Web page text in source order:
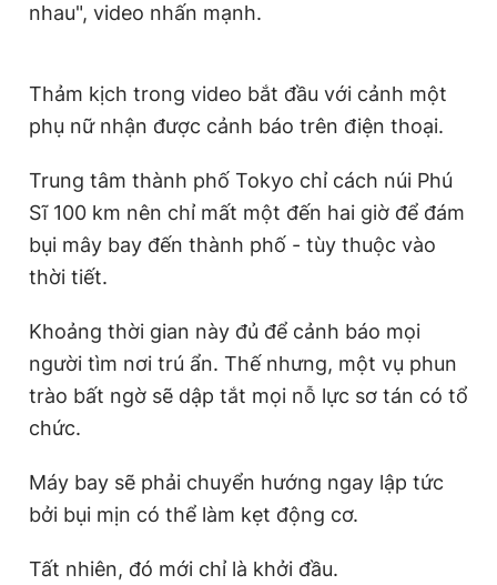
nhau", video nhấn mạnh.
Thảm kịch trong video bắt đầu với cảnh một
phụ nữ nhận được cảnh báo trên điện thoại.
Trung tâm thành phố Tokyo chỉ cách núi Phú
Sĩ 100 km nên chỉ mất một đến hai giờ để đám
bụi mây bay đến thành phố - tùy thuộc vào
thời tiết.
Khoảng thời gian này đủ để cảnh báo mọi
người tìm nơi trú ẩn. Thế nhưng, một vụ phun
trào bất ngờ sẽ dập tắt mọi nỗ lực sơ tán có tổ
chức.
Máy bay sẽ phải chuyển hướng ngay lập tức
bởi bụi mịn có thể làm kẹt động cơ.
Tất nhiên, đó mới chỉ là khởi đầu.